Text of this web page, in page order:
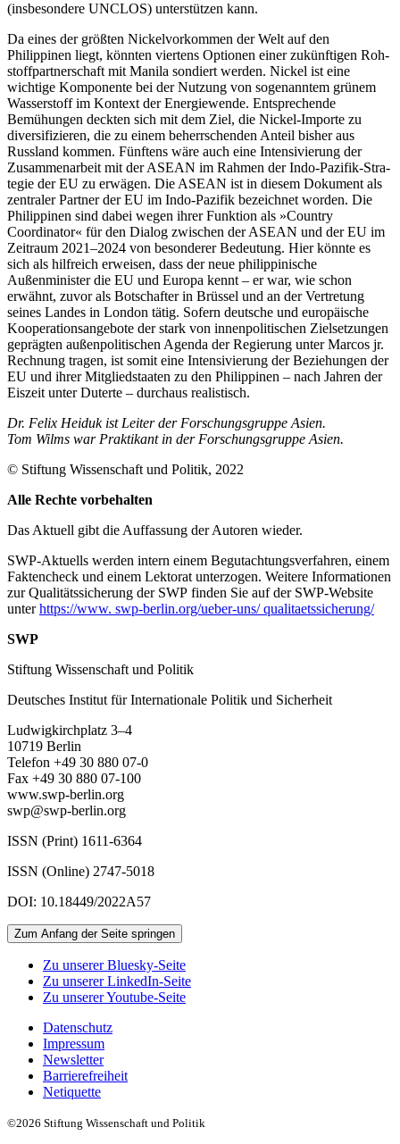
(insbesondere UNCLOS) unterstützen kann.
Da eines der größten Nickelvorkommen der Welt auf den
Philippinen liegt, könnten viertens Optionen einer zukünftigen Roh­
stoffpartnerschaft mit Manila sondiert werden. Nickel ist eine
wichtige Komponente bei der Nutzung von sogenanntem grünem
Wasserstoff im Kontext der Ener­giewende. Entsprechende
Bemühungen deckten sich mit dem Ziel, die Nickel-Im­porte zu
diversifizieren, die zu einem be­herrschenden Anteil bisher aus
Russland kommen. Fünftens wäre auch eine Inten­sivierung der
Zusammenarbeit mit der ASEAN im Rahmen der Indo-Pazifik-Stra­
tegie der EU zu erwägen. Die ASEAN ist in diesem Dokument als
zentraler Partner der EU im Indo-Pazifik bezeichnet worden. Die
Philippinen sind dabei wegen ihrer Funk­tion als »Country
Coordinator« für den Dia­log zwischen der ASEAN und der EU im
Zeitraum 2021–2024 von besonderer Be­deu­tung. Hier könnte es
sich als hilfreich erwei­sen, dass der neue philippinische
Außenminister die EU und Europa kennt – er war, wie schon
erwähnt, zuvor als Bot­schafter in Brüssel und an der Vertretung
seines Landes in London tätig. Sofern deut­sche und europäische
Ko­operationsangebote der stark von innenpolitischen Zielsetzungen
geprägten außen­politischen Agenda der Regierung unter Marcos jr.
Rechnung tragen, ist somit eine Intensivierung der Beziehungen der
EU und ihrer Mitglied­staaten zu den Philippinen – nach Jahren der
Eiszeit unter Duterte – durchaus realis­tisch.
Dr. Felix Heiduk ist Leiter der Forschungsgruppe Asien.
Tom Wilms war Praktikant in der Forschungsgruppe Asien.
© Stiftung Wissenschaft und Politik, 2022
Alle Rechte vorbehalten
Das Aktuell gibt die Auf­fassung der Autoren wieder.
SWP-Aktuells werden intern einem Begutachtungsverfah­ren, einem
Faktencheck und einem Lektorat unterzogen. Weitere Informationen
zur Qualitätssicherung der SWP finden Sie auf der SWP-Website
unterhttps://www. swp-berlin.org/ueber-uns/ qualitaetssicherung/
SWP
Stiftung Wissenschaft und Politik
Deutsches Institut für Internationale Politik und Sicherheit
Ludwigkirchplatz 3–4
10719 Berlin
Telefon +49 30 880 07-0
Fax +49 30 880 07-100
www.swp-berlin.org
swp@swp-berlin.org
ISSN (Print) 1611-6364
ISSN (Online) 2747-5018
DOI: 10.18449/2022A57
Zum Anfang der Seite springen
Zu unserer Bluesky-Seite
Zu unserer LinkedIn-Seite
Zu unserer Youtube-Seite
Datenschutz
Impressum
Newsletter
Barrierefreiheit
Netiquette
©2026 Stiftung Wissenschaft und Politik